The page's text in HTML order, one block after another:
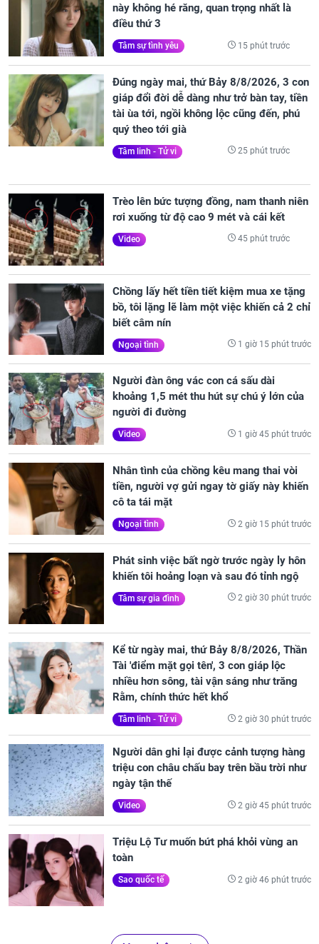
này không hé răng, quan trọng nhất là
điều thứ 3
Tâm sự tình yêu 15 phút trước
Đúng ngày mai, thứ Bảy 8/8/2026, 3 con
giáp đổi đời dễ dàng như trở bàn tay, tiền
tài ùa tới, ngồi không lộc cũng đến, phú
quý theo tới già
Tâm linh - Tử vi 25 phút trước
Trèo lên bức tượng đồng, nam thanh niên
rơi xuống từ độ cao 9 mét và cái kết
Video 45 phút trước
Chồng lấy hết tiền tiết kiệm mua xe tặng
bồ, tôi lặng lẽ làm một việc khiến cả 2 chỉ
biết câm nín
Ngoại tình 1 giờ 15 phút trước
Người đàn ông vác con cá sấu dài
khoảng 1,5 mét thu hút sự chú ý lớn của
người đi đường
Video 1 giờ 45 phút trước
Nhân tình của chồng kêu mang thai vòi
tiền, người vợ gửi ngay tờ giấy này khiến
cô ta tái mặt
Ngoại tình 2 giờ 15 phút trước
Phát sinh việc bất ngờ trước ngày ly hôn
khiến tôi hoảng loạn và sau đó tỉnh ngộ
Tâm sự gia đình 2 giờ 30 phút trước
Kể từ ngày mai, thứ Bảy 8/8/2026, Thần
Tài 'điểm mặt gọi tên', 3 con giáp lộc
nhiều hơn sông, tài vận sáng như trăng
Rằm, chính thức hết khổ
Tâm linh - Tử vi 2 giờ 30 phút trước
Người dân ghi lại được cảnh tượng hàng
triệu con châu chấu bay trên bầu trời như
ngày tận thế
Video 2 giờ 45 phút trước
Triệu Lộ Tư muốn bứt phá khỏi vùng an
toàn
Sao quốc tế 2 giờ 46 phút trước